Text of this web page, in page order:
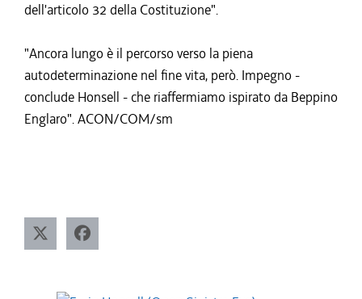
dell'articolo 32 della Costituzione".
"Ancora lungo è il percorso verso la piena
autodeterminazione nel fine vita, però. Impegno -
conclude Honsell - che riaffermiamo ispirato da Beppino
Englaro". ACON/COM/sm